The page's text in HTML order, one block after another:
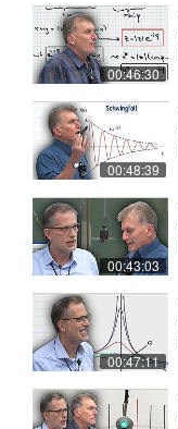
00:46:30
00:48:39
00:43:03
00:47:11